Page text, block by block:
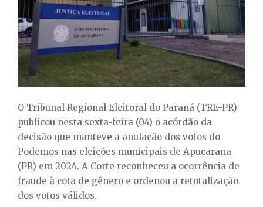
U
O Tribunal Regional Eleitoral do Paraná (TRE-PR)
publicou nesta sexta-feira (04) o acórdão da
decisão que manteve a anulação dos votos do
Podemos nas eleições municipais de Apucarana
(PR) em 2024. A Corte reconheceu a ocorrência de
fraude à cota de gênero e ordenou a retotalização
dos votos válidos.